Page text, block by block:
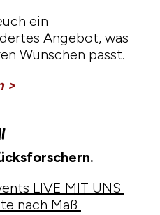
ein
Angebot, was
Wünschen passt.
>
LIVE MIT UNS
nach Maß